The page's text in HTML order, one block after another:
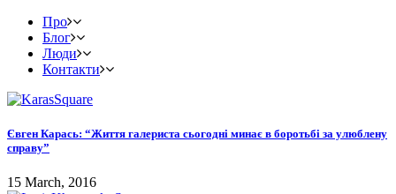
Про
Блог
Люди
Контакти
Євген Карась: “Життя галериста сьогодні минає в боротьбі за улюблену
справу”
15 March, 2016